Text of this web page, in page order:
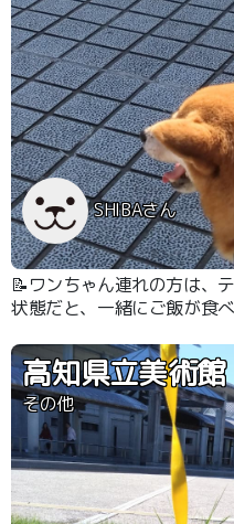
SHIBAさん
📝ワンちゃん連れの方は、
状態だと、一緒にご飯が食べ
高知県立美術館
その他